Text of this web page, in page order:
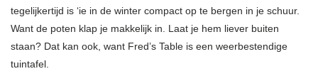
tegelijkertijd is ‘ie in de winter compact op te bergen in je schuur.
Want de poten klap je makkelijk in. Laat je hem liever buiten
staan? Dat kan ook, want Fred’s Table is een weerbestendige
tuintafel.